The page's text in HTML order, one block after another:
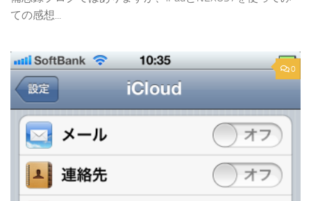
ての感想...
0